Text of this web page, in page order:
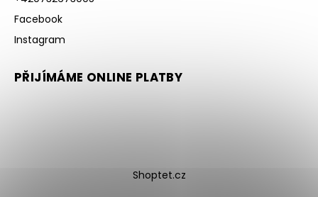
Facebook
Instagram
PŘIJÍMÁME ONLINE PLATBY
Shoptet.cz